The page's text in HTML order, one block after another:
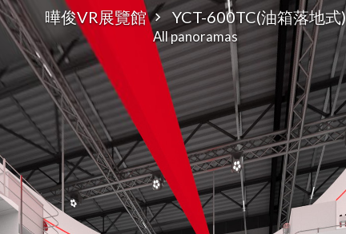
曄俊VR展覽館 YCT-600TC(油箱落地式)
All panoramas